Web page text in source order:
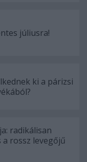
júliusra!
ki a párizsi
radikálisan
a rossz levegőjű